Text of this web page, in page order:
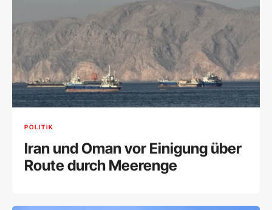
POLITIK
Iran und Oman vor Einigung über
Route durch Meerenge